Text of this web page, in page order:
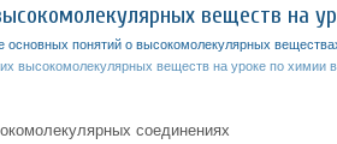
веществ на
основных понятий о высокомолекулярных
высокомолекулярных веществ на уроке по химии
соединениях